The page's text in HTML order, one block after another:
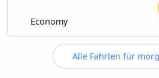
Economy
Alle Fahrten für